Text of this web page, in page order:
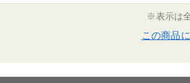
※表示は
この商品